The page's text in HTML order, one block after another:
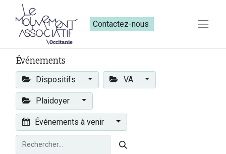
Contactez-nous​​
Événements
Dispositifs VA
Plaidoyer
Événements à venir